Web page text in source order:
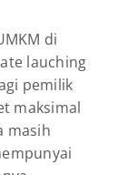
di
lauching
pemilik
maksimal
masih